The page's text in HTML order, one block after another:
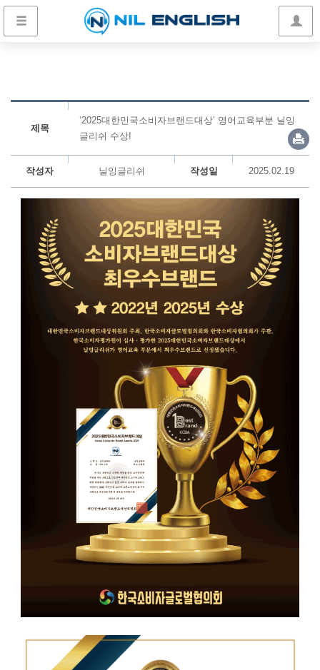
제목
‘2025대한민국소비자브랜드대상’ 영어교육부분 닐잉
글리쉬 수상!
작성자 닐잉글리쉬 작성일 2025.02.19